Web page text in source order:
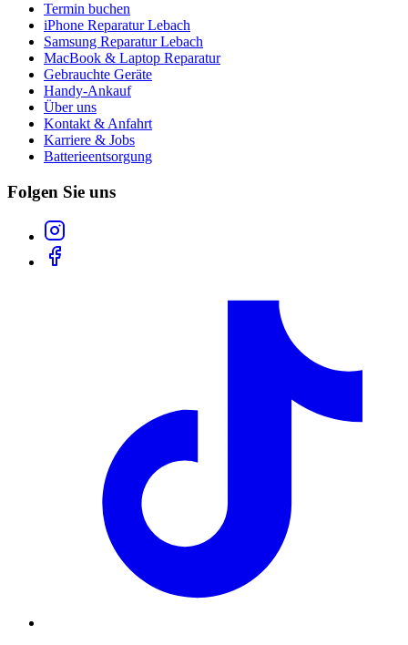
Termin buchen
iPhone Reparatur Lebach
Samsung Reparatur Lebach
MacBook & Laptop Reparatur
Gebrauchte Geräte
Handy-Ankauf
Über uns
Kontakt & Anfahrt
Karriere & Jobs
Batterieentsorgung
Folgen Sie uns